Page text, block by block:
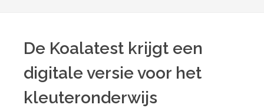
De Koalatest krijgt een
digitale versie voor het
kleuteronderwijs